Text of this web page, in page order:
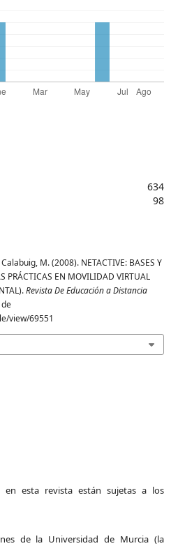
634
98
M. (2008). NETACTIVE: BASES Y
PRÁCTICAS EN MOVILIDAD VIRTUAL
Revista De Educación a Distancia
view/69551
en esta revista están sujetas a los
de la Universidad de Murcia (la